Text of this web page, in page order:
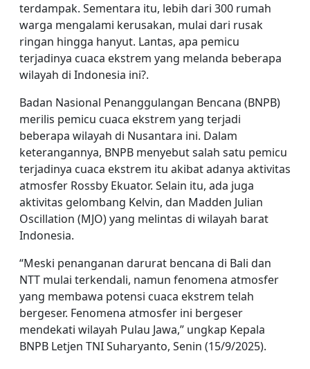
terdampak. Sementara itu, lebih dari 300 rumah
warga mengalami kerusakan, mulai dari rusak
ringan hingga hanyut. Lantas, apa pemicu
terjadinya cuaca ekstrem yang melanda beberapa
wilayah di Indonesia ini?.
Badan Nasional Penanggulangan Bencana (BNPB)
merilis pemicu cuaca ekstrem yang terjadi
beberapa wilayah di Nusantara ini. Dalam
keterangannya, BNPB menyebut salah satu pemicu
terjadinya cuaca ekstrem itu akibat adanya aktivitas
atmosfer Rossby Ekuator. Selain itu, ada juga
aktivitas gelombang Kelvin, dan Madden Julian
Oscillation (MJO) yang melintas di wilayah barat
Indonesia.
“Meski penanganan darurat bencana di Bali dan
NTT mulai terkendali, namun fenomena atmosfer
yang membawa potensi cuaca ekstrem telah
bergeser. Fenomena atmosfer ini bergeser
mendekati wilayah Pulau Jawa,” ungkap Kepala
BNPB Letjen TNI Suharyanto, Senin (15/9/2025).